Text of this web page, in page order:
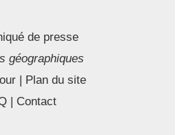
de presse
géographiques
| Plan du site
| Contact